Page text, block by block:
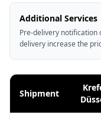
Additional Services
Pre-delivery notification
delivery increase the
Shipment